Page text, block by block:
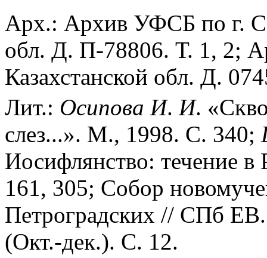
Арх.: Архив УФСБ по г.
обл. Д. П-78806. Т. 1, 2;
Казахстанской обл. Д.
Лит.: Осипова И. И.
слез...». М., 1998. С. 340;
Иосифлянство: течение
161, 305; Собор
Петроградских // СПб
(Окт.-дек.). С. 12.